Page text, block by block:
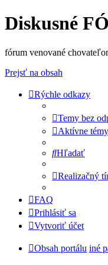
Diskusné
fórum venované
Prejsť na obsah
Rýchle odkazy
Temy bez
Aktívne témy
Hľadať
Realizačný
FAQ
Prihlásiť sa
Vytvoriť účet
Obsah portálu iné